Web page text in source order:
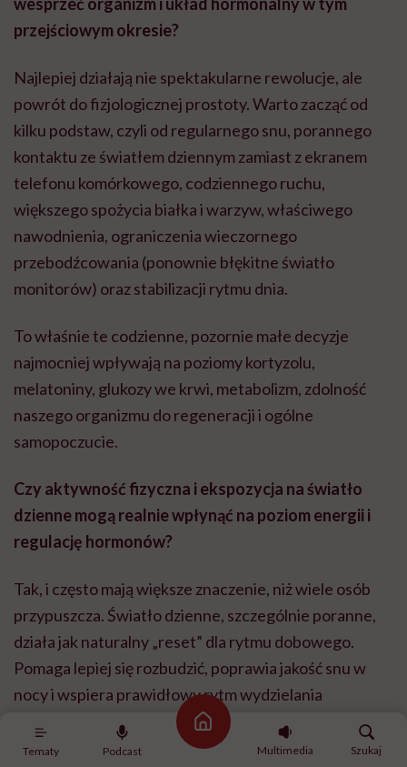
Tematy Podcast
Strona główna
Multimedia
Szukaj
przejściowym okresie?
Najlepiej działają nie spektakularne rewolucje, ale
powrót do fizjologicznej prostoty. Warto zacząć od
kilku podstaw, czyli od regularnego snu, porannego
kontaktu ze światłem dziennym zamiast z ekranem
telefonu komórkowego, codziennego ruchu,
większego spożycia białka i warzyw, właściwego
nawodnienia, ograniczenia wieczornego
przebodźcowania (ponownie błękitne światło
monitorów) oraz stabilizacji rytmu dnia.
To właśnie te codzienne, pozornie małe decyzje
najmocniej wpływają na poziomy kortyzolu,
melatoniny, glukozy we krwi, metabolizm, zdolność
naszego organizmu do regeneracji i ogólne
samopoczucie.
Czy aktywność fizyczna i ekspozycja na światło
dzienne mogą realnie wpłynąć na poziom energii i
regulację hormonów?
Tak, i często mają większe znaczenie, niż wiele osób
przypuszcza. Światło dzienne, szczególnie poranne,
działa jak naturalny „reset” dla rytmu dobowego.
Pomaga lepiej się rozbudzić, poprawia jakość snu w
nocy i wspiera prawidłowy rytm wydzielania
hormonów. Z kolei aktywność fizyczna poprawia
wrażliwość naszych komórek na insulinę, dotlenienie